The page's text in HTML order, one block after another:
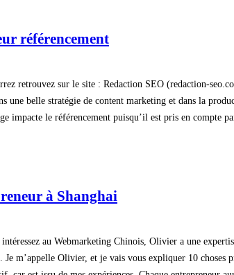
référencement
retrouvez sur le site : Redaction SEO (redaction-
une belle stratégie de content marketing et dans la
impacte le référencement puisqu’il est pris en compte
à Shanghai
au Webmarketing Chinois, Olivier a une
m’appelle Olivier, et je vais vous expliquer 10